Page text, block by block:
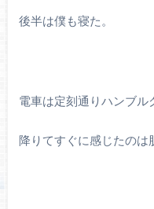
後半は僕も寝た。
電車は定刻通りハンブル
降りてすぐに感じたのは